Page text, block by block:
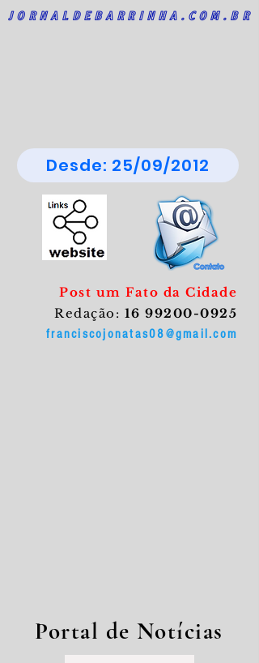
JORNALDEBARRINHA.COM.BR
Desde: 25/09/2012
Post um Fato da Cidade
Redação: 16 99200-0925
franciscojonatas08@gmail.com
Portal de Notícias